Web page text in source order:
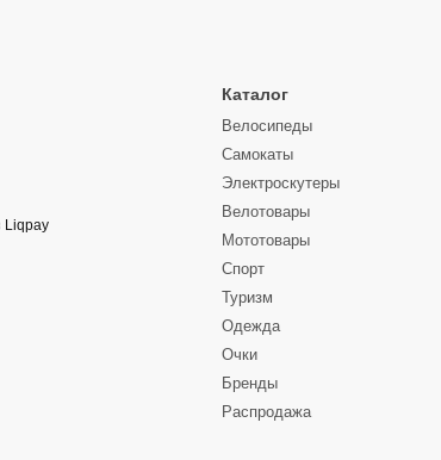
Каталог
Велосипеды
Самокаты
Электроскутеры
Велотовары
Мототовары
Спорт
Туризм
Одежда
Очки
Бренды
Распродажа